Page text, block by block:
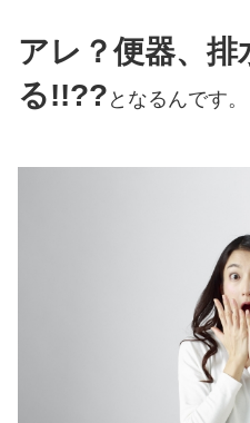
アレ？便器、排
る!!?? となるんです。